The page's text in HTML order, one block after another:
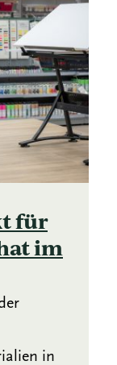
für
im
in